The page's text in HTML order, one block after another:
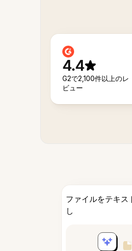
4.4
G2で2,100件以上のレ
ビュー
ファイルをテキス
し